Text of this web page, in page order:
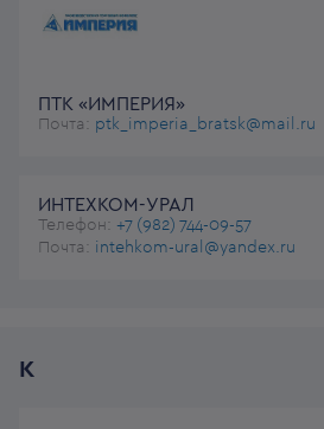
ПТК «ИМПЕРИЯ»
Почта: ptk_imperia_bratsk@mail.ru
ИНТЕХКОМ-УРАЛ
Телефон: +7 (982) 744-09-57
Почта: intehkom-ural@yandex.ru
К